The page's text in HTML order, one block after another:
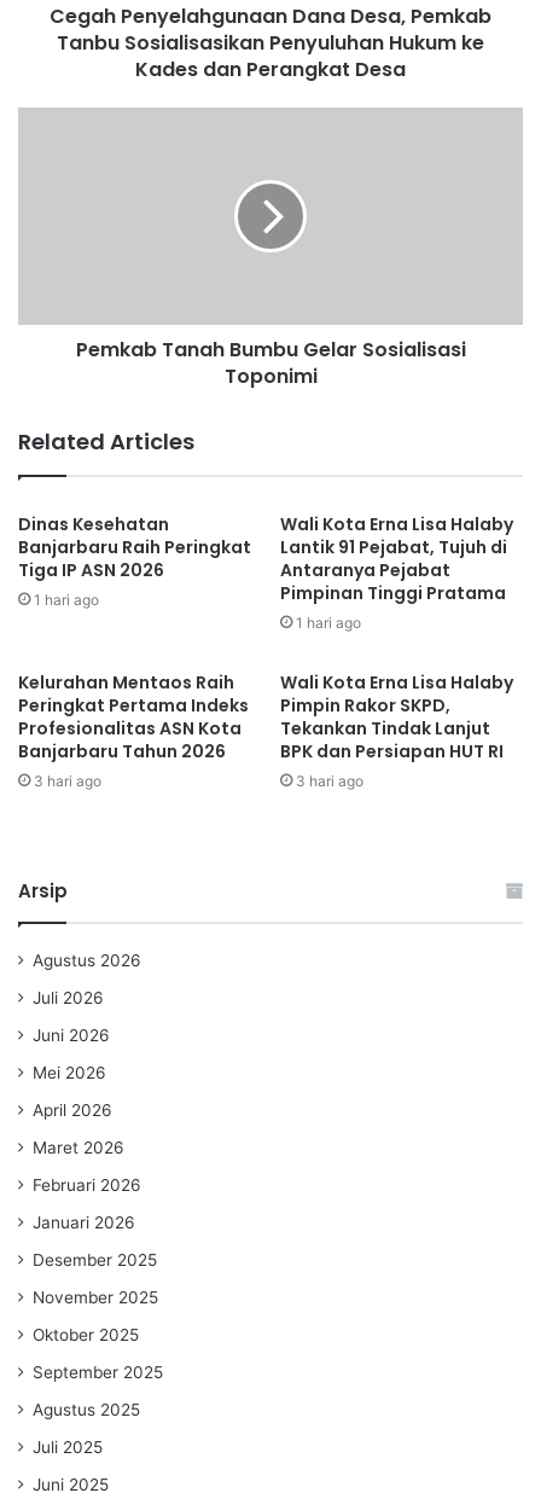
Cegah Penyelahgunaan Dana Desa, Pemkab
Tanbu Sosialisasikan Penyuluhan Hukum ke
Kades dan Perangkat Desa
Pemkab Tanah Bumbu Gelar Sosialisasi
Toponimi
Related Articles
Dinas Kesehatan
Banjarbaru Raih Peringkat
Tiga IP ASN 2026
1 hari ago
Wali Kota Erna Lisa Halaby
Lantik 91 Pejabat, Tujuh di
Antaranya Pejabat
Pimpinan Tinggi Pratama
1 hari ago
Kelurahan Mentaos Raih
Peringkat Pertama Indeks
Profesionalitas ASN Kota
Banjarbaru Tahun 2026
3 hari ago
Wali Kota Erna Lisa Halaby
Pimpin Rakor SKPD,
Tekankan Tindak Lanjut
BPK dan Persiapan HUT RI
3 hari ago
Arsip
Agustus 2026
Juli 2026
Juni 2026
Mei 2026
April 2026
Maret 2026
Februari 2026
Januari 2026
Desember 2025
November 2025
Oktober 2025
September 2025
Agustus 2025
Juli 2025
Juni 2025